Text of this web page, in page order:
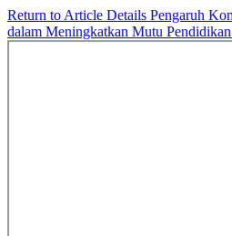
Return to Article Details Pengaruh
dalam Meningkatkan Mutu Pendidikan